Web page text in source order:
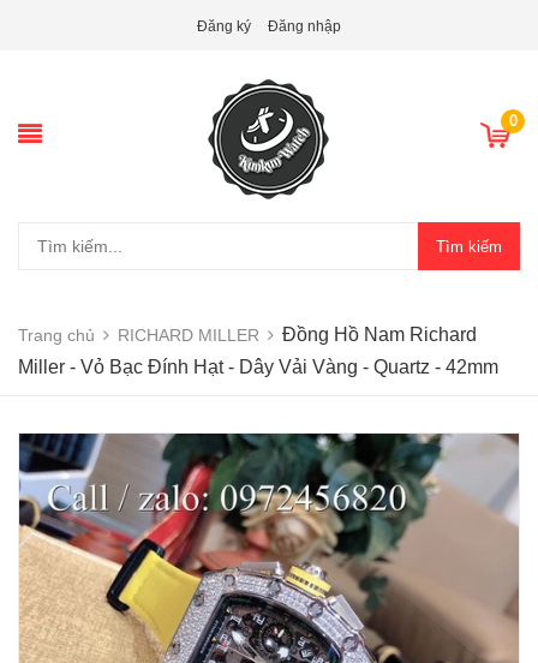
Đăng ký Đăng nhập
0
Tìm kiếm
Trang chủ RICHARD MILLER
Đồng Hồ Nam Richard
Miller - Vỏ Bạc Đính Hạt - Dây Vải Vàng - Quartz - 42mm